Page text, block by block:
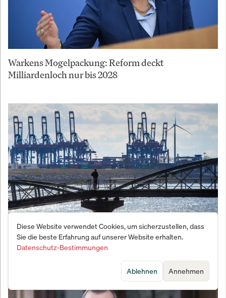
Warkens Mogelpackung: Reform deckt
Milliardenloch nur bis 2028
Wirtschaftsaufschwung in Deutschland: Neue
Chancen für Investoren
Diese Website verwendet Cookies, um sicherzustellen, dass
Sie die beste Erfahrung auf unserer Website erhalten.
Datenschutz-Bestimmungen
Annehmen
Ablehnen